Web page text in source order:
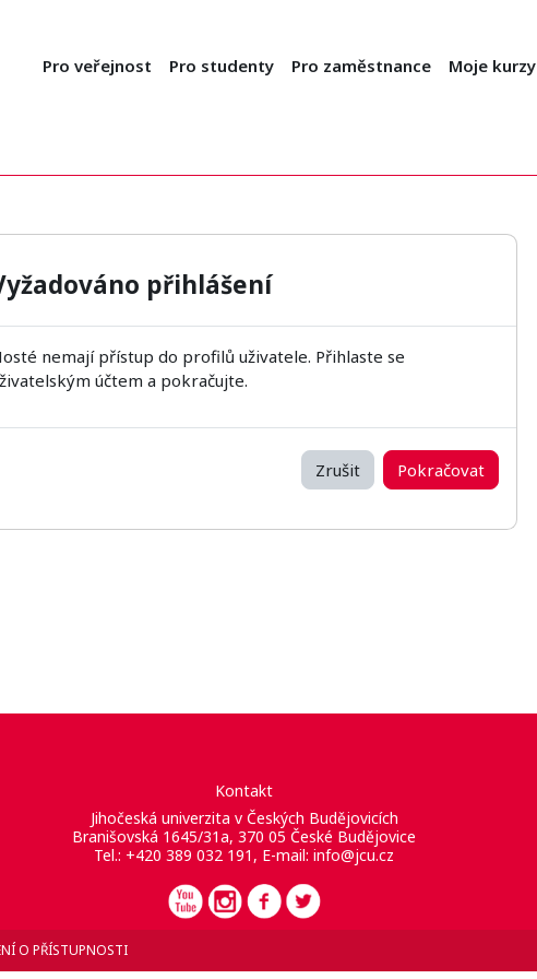
Pro veřejnost Pro studenty Pro zaměstnance Moje kurzy
přihlášení
nemají přístup do profilů uživatele. Přihlaste se
účtem a pokračujte.
Zrušit Pokračovat
Kontakt
Jihočeská univerzita v Českých Budějovicích
Branišovská 1645/31a, 370 05 České Budějovice
Tel.: +420 389 032 191, E-mail: info@jcu.cz
O PŘÍSTUPNOSTI